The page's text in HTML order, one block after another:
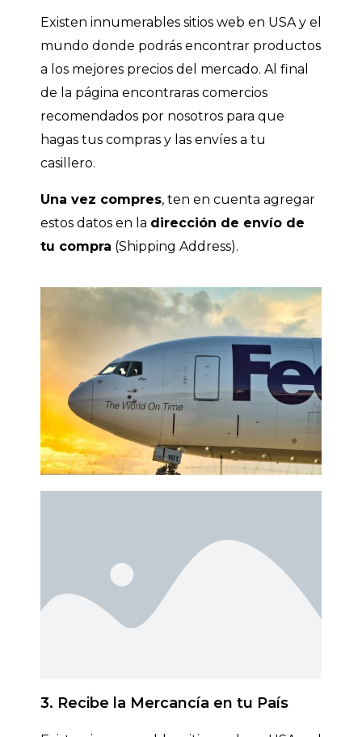
Existen innumerables sitios web en USA y el
mundo donde podrás encontrar productos
a los mejores precios del mercado. Al final
de la página encontraras comercios
recomendados por nosotros para que
hagas tus compras y las envíes a tu
casillero.
Una vez compres, ten en cuenta agregar
estos datos en la dirección de envío de
tu compra (Shipping Address).
3. Recibe la Mercancía en tu País